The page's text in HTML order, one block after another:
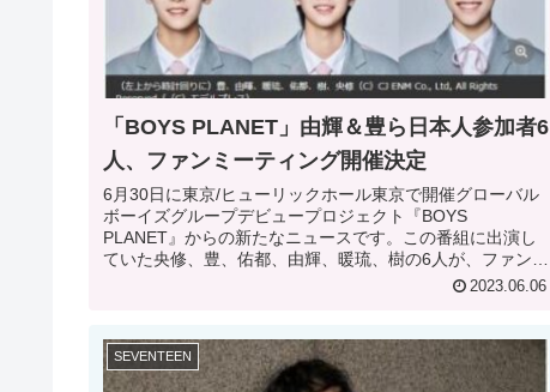
「BOYS PLANET」由輝＆豊ら日本人参加者6
人、ファンミーティング開催決定
6月30日に東京/ヒューリックホール東京で開催グローバル
ボーイズグループデビュープロジェクト『BOYS
PLANET』からの新たなニュースです。この番組に出演し
ていた央修、豊、佑都、由輝、暖琉、樹の6人が、ファンミ
2023.06.06
SEVENTEEN